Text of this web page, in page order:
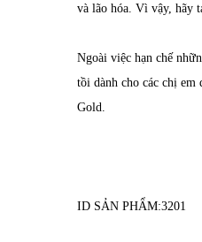
và lão hóa. Vì vậy, hãy
Ngoài việc hạn chế
tồi dành cho các chị em
Gold.
ID SẢN PHẨM:3201